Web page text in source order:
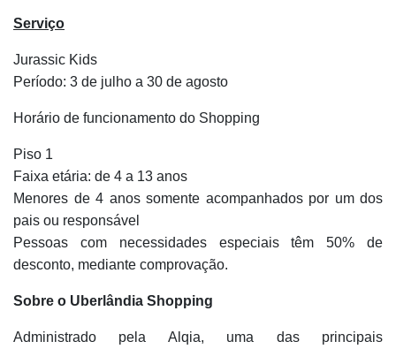
Serviço
Jurassic Kids
Período: 3 de julho a 30 de agosto
Horário de funcionamento do Shopping
Piso 1
Faixa etária: de 4 a 13 anos
Menores de 4 anos somente acompanhados por um dos
pais ou responsável
Pessoas com necessidades especiais têm 50% de
desconto, mediante comprovação.
Sobre o Uberlândia Shopping
Administrado pela Alqia, uma das principais